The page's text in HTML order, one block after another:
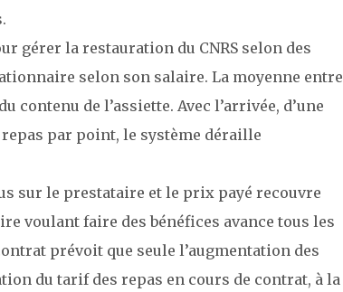
gérer la restauration du CNRS selon des
selon son salaire. La moyenne entre
de l’assiette. Avec l’arrivée, d’une
par point, le système déraille
sur le prestataire et le prix payé recouvre
voulant faire des bénéfices avance tous les
prévoit que seule l’augmentation des
du tarif des repas en cours de contrat, à la